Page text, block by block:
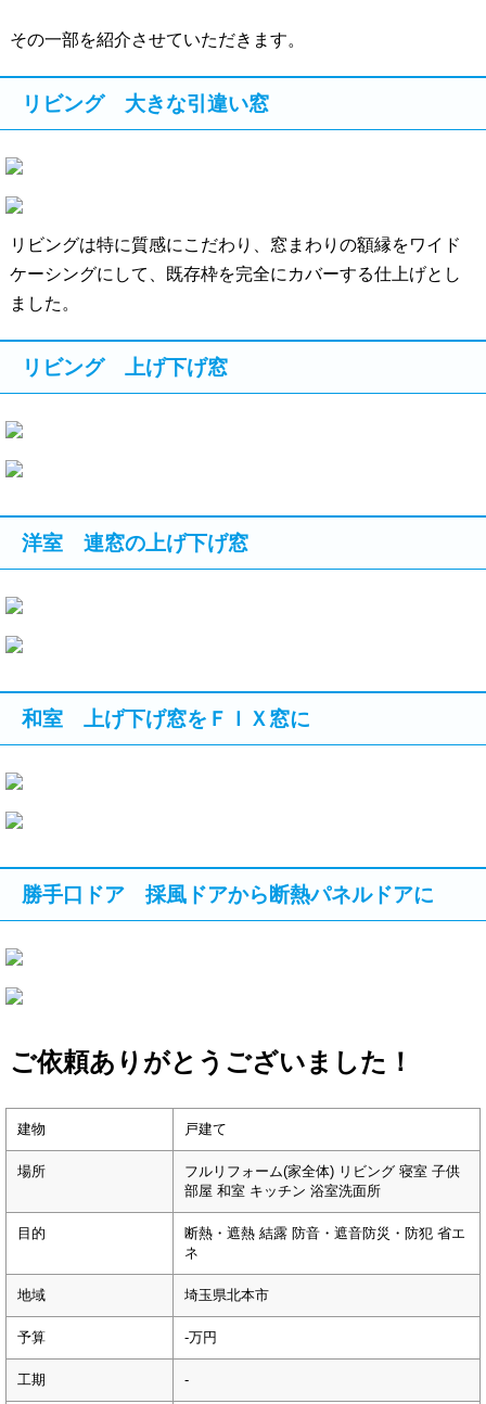
その一部を紹介させていただきます。
リビング 大きな引違い窓
リビングは特に質感にこだわり、窓まわりの額縁をワイド
ケーシングにして、既存枠を完全にカバーする仕上げとし
ました。
リビング 上げ下げ窓
洋室 連窓の上げ下げ窓
和室 上げ下げ窓をＦＩＸ窓に
勝手口ドア 採風ドアから断熱パネルドアに
ご依頼ありがとうございました！
建物 戸建て
場所
フルリフォーム(家全体) リビング 寝室 子供
部屋 和室 キッチン 浴室洗面所
目的
断熱・遮熱 結露 防音・遮音防災・防犯 省エ
ネ
地域 埼玉県北本市
予算 -万円
工期 -